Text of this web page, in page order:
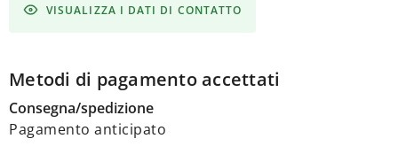
VISUALIZZA I DATI DI CONTATTO
Metodi di pagamento accettati
Consegna/spedizione
Pagamento anticipato